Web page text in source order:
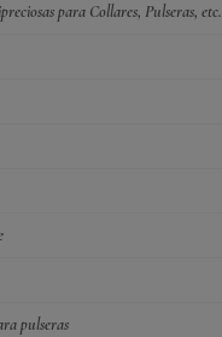
para Collares, Pulseras, etc.
pulseras